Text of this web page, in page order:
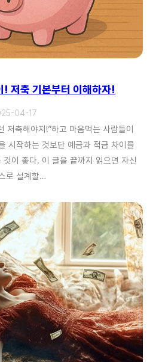
! 저축 기본부터 이해하자!
04-17
저축해야지!”하고 마음먹는 사람들이
시작하는 것보단 예금과 적금 차이를
이 좋다. 이 글을 끝까지 읽으면 자신
로 설계할…